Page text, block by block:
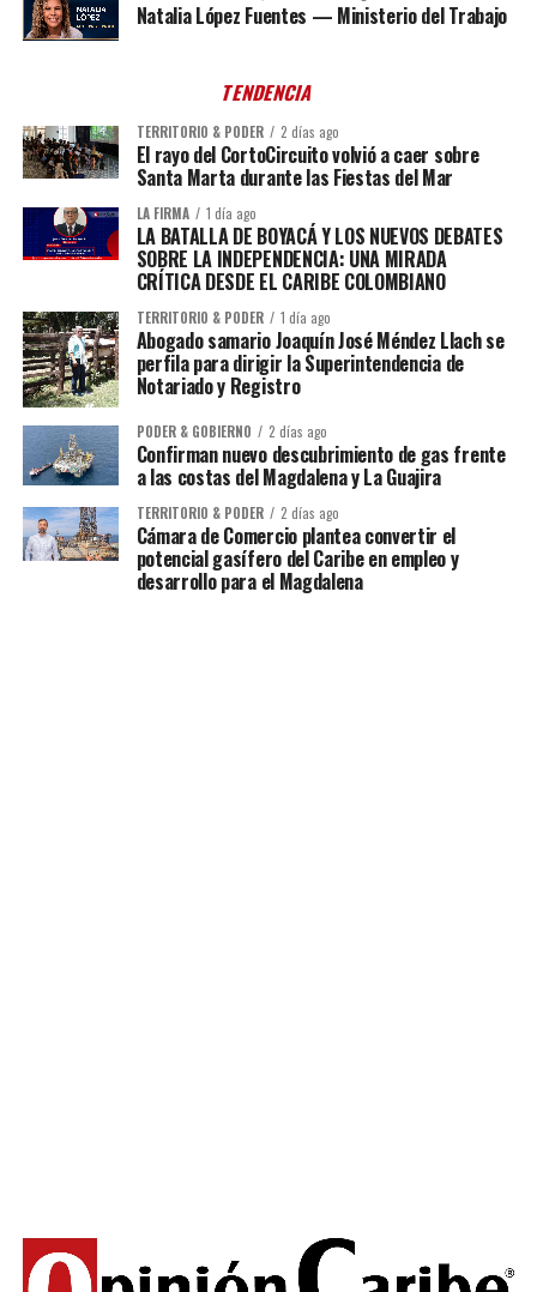
Natalia López Fuentes — Ministerio del Trabajo
TENDENCIA
TERRITORIO & PODER 2 días ago
El rayo del CortoCircuito volvió a caer sobre
Santa Marta durante las Fiestas del Mar
LA FIRMA 1 día ago
LA BATALLA DE BOYACÁ Y LOS NUEVOS DEBATES
SOBRE LA INDEPENDENCIA: UNA MIRADA
CRÍTICA DESDE EL CARIBE COLOMBIANO
TERRITORIO & PODER 1 día ago
Abogado samario Joaquín José Méndez Llach se
perfila para dirigir la Superintendencia de
Notariado y Registro
PODER & GOBIERNO 2 días ago
Confirman nuevo descubrimiento de gas frente
a las costas del Magdalena y La Guajira
TERRITORIO & PODER 2 días ago
Cámara de Comercio plantea convertir el
potencial gasífero del Caribe en empleo y
desarrollo para el Magdalena